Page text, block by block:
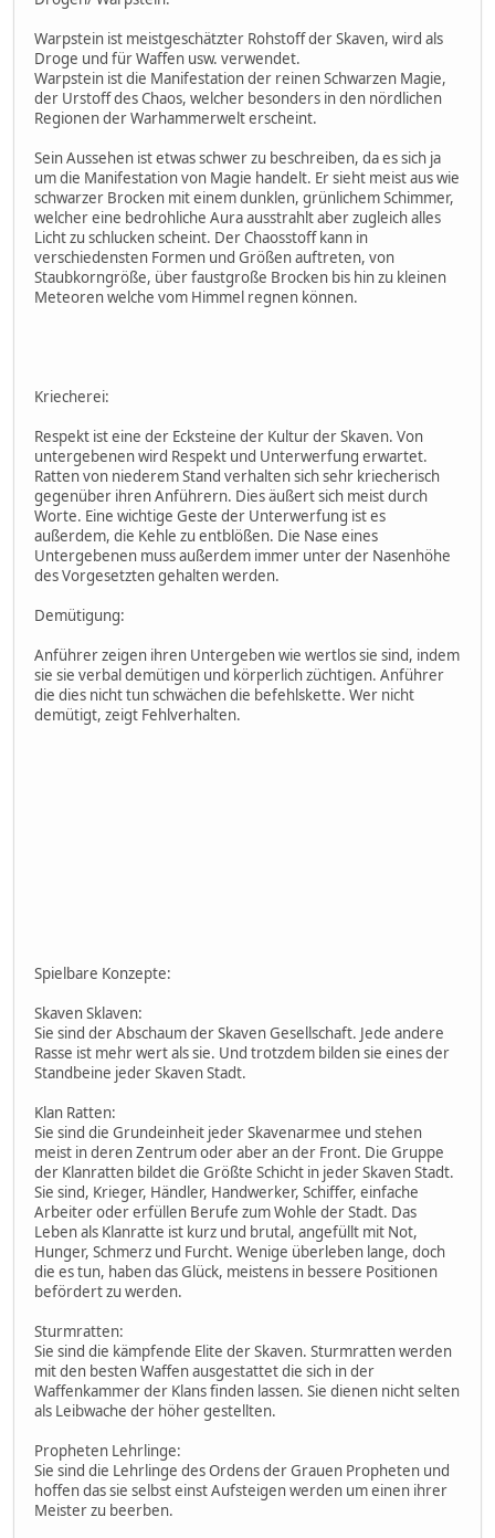
Warpstein ist meistgeschätzter Rohstoff der Skaven, wird als
Droge und für Waffen usw. verwendet.
Warpstein ist die Manifestation der reinen Schwarzen Magie,
der Urstoff des Chaos, welcher besonders in den nördlichen
Regionen der Warhammerwelt erscheint.
Sein Aussehen ist etwas schwer zu beschreiben, da es sich ja
um die Manifestation von Magie handelt. Er sieht meist aus wie
schwarzer Brocken mit einem dunklen, grünlichem Schimmer,
welcher eine bedrohliche Aura ausstrahlt aber zugleich alles
Licht zu schlucken scheint. Der Chaosstoff kann in
verschiedensten Formen und Größen auftreten, von
Staubkorngröße, über faustgroße Brocken bis hin zu kleinen
Meteoren welche vom Himmel regnen können.
Kriecherei:
Respekt ist eine der Ecksteine der Kultur der Skaven. Von
untergebenen wird Respekt und Unterwerfung erwartet.
Ratten von niederem Stand verhalten sich sehr kriecherisch
gegenüber ihren Anführern. Dies äußert sich meist durch
Worte. Eine wichtige Geste der Unterwerfung ist es
außerdem, die Kehle zu entblößen. Die Nase eines
Untergebenen muss außerdem immer unter der Nasenhöhe
des Vorgesetzten gehalten werden.
Demütigung:
Anführer zeigen ihren Untergeben wie wertlos sie sind, indem
sie sie verbal demütigen und körperlich züchtigen. Anführer
die dies nicht tun schwächen die befehlskette. Wer nicht
demütigt, zeigt Fehlverhalten.
Spielbare Konzepte:
Skaven Sklaven:
Sie sind der Abschaum der Skaven Gesellschaft. Jede andere
Rasse ist mehr wert als sie. Und trotzdem bilden sie eines der
Standbeine jeder Skaven Stadt.
Klan Ratten:
Sie sind die Grundeinheit jeder Skavenarmee und stehen
meist in deren Zentrum oder aber an der Front. Die Gruppe
der Klanratten bildet die Größte Schicht in jeder Skaven Stadt.
Sie sind, Krieger, Händler, Handwerker, Schiffer, einfache
Arbeiter oder erfüllen Berufe zum Wohle der Stadt. Das
Leben als Klanratte ist kurz und brutal, angefüllt mit Not,
Hunger, Schmerz und Furcht. Wenige überleben lange, doch
die es tun, haben das Glück, meistens in bessere Positionen
befördert zu werden.
Sturmratten:
Sie sind die kämpfende Elite der Skaven. Sturmratten werden
mit den besten Waffen ausgestattet die sich in der
Waffenkammer der Klans finden lassen. Sie dienen nicht selten
als Leibwache der höher gestellten.
Propheten Lehrlinge:
Sie sind die Lehrlinge des Ordens der Grauen Propheten und
hoffen das sie selbst einst Aufsteigen werden um einen ihrer
Meister zu beerben.